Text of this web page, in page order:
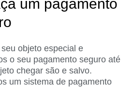
um pagamento
objeto especial e
o seu pagamento seguro até
chegar são e salvo.
um sistema de pagamento